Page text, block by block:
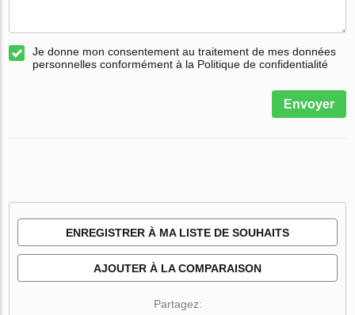
Je donne mon consentement au traitement de mes données
personnelles conformément à la Politique de confidentialité
Envoyer
ENREGISTRER À MA LISTE DE SOUHAITS
AJOUTER À LA COMPARAISON
Partagez: